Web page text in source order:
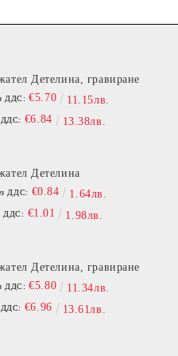
Детелина, гравиране
ДДС: €5.70 11.15лв.
ДДС: €6.84 13.38лв.
Детелина
ДДС: €0.84 1.64лв.
ДДС: €1.01 1.98лв.
Детелина, гравиране
ДДС: €5.80 11.34лв.
ДДС: €6.96 13.61лв.